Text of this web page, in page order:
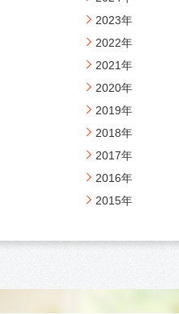
2023年
2022年
2021年
2020年
2019年
2018年
2017年
2016年
2015年